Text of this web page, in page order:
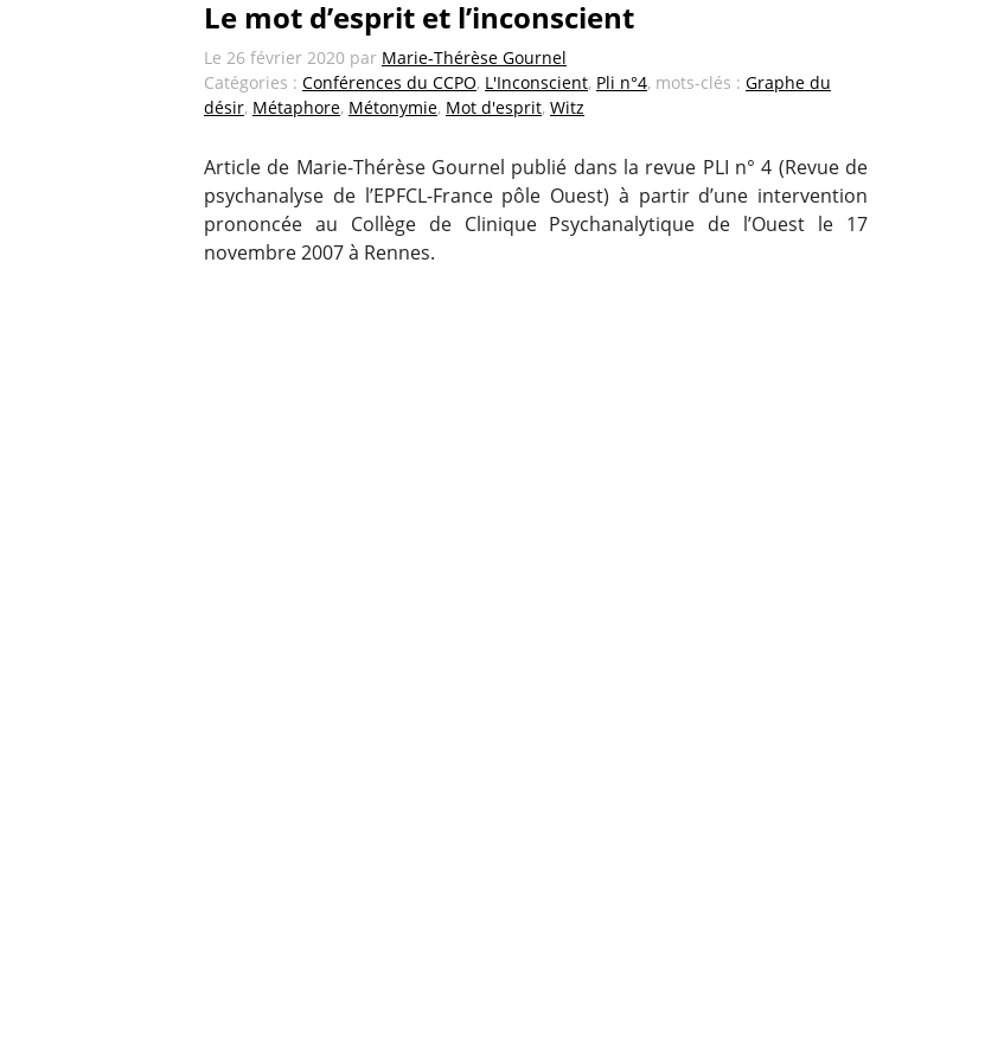
Le mot d’esprit et l’inconscient
Le 26 février 2020 par Marie-Thérèse Gournel
Catégories : Conférences du CCPO, L'Inconscient, Pli n°4, mots-clés : Graphe du
désir, Métaphore, Métonymie, Mot d'esprit, Witz
Article de Marie-Thérèse Gournel publié dans la revue PLI n° 4 (Revue de
psychanalyse de l’EPFCL-France pôle Ouest) à partir d’une intervention
prononcée au Collège de Clinique Psychanalytique de l’Ouest le 17
novembre 2007 à Rennes.